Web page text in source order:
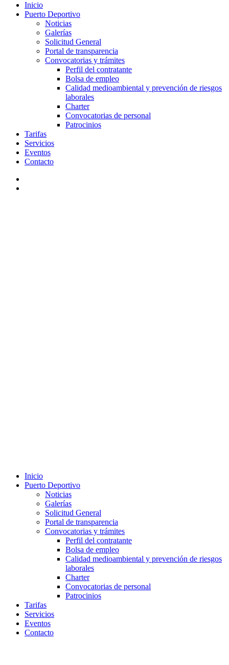
Inicio
Puerto Deportivo
Noticias
Galerías
Solicitud General
Portal de transparencia
Convocatorias y trámites
Perfil del contratante
Bolsa de empleo
Calidad medioambiental y prevención de riesgos
laborales
Charter
Convocatorias de personal
Patrocinios
Tarifas
Servicios
Eventos
Contacto
Inicio
Puerto Deportivo
Noticias
Galerías
Solicitud General
Portal de transparencia
Convocatorias y trámites
Perfil del contratante
Bolsa de empleo
Calidad medioambiental y prevención de riesgos
laborales
Charter
Convocatorias de personal
Patrocinios
Tarifas
Servicios
Eventos
Contacto